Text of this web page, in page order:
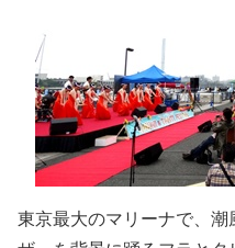
東京最大のマリーナで、